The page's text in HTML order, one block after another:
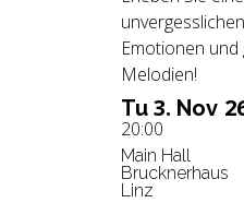
Tu 3. Nov
20:00
Main Hall
Brucknerhaus
Linz
Emotionen
Melodien!